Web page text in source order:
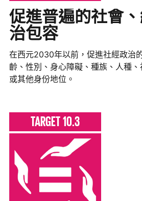
促進普遍的社會
治包容
在西元2030年以前，促進社經政治
齡、性別、身心障礙、種族、人種
或其他身份地位。
TARGET 10.3